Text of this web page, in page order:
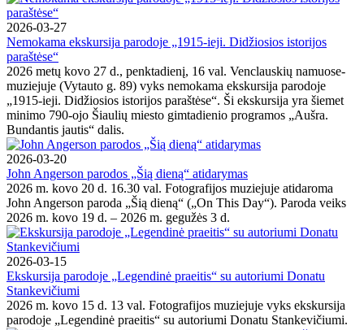
2026-03-27
Nemokama ekskursija parodoje „1915-ieji. Didžiosios istorijos
paraštėse“
2026 metų kovo 27 d., penktadienį, 16 val. Venclauskių namuose-
muziejuje (Vytauto g. 89) vyks nemokama ekskursija parodoje
„1915-ieji. Didžiosios istorijos paraštėse“. Ši ekskursija yra šiemet
minimo 790-ojo Šiaulių miesto gimtadienio programos „Aušra.
Bundantis jautis“ dalis.
2026-03-20
John Angerson parodos „Šią dieną“ atidarymas
2026 m. kovo 20 d. 16.30 val. Fotografijos muziejuje atidaroma
John Angerson paroda „Šią dieną“ („On This Day“). Paroda veiks
2026 m. kovo 19 d. – 2026 m. gegužės 3 d.
2026-03-15
Ekskursija parodoje „Legendinė praeitis“ su autoriumi Donatu
Stankevičiumi
2026 m. kovo 15 d. 13 val. Fotografijos muziejuje vyks ekskursija
parodoje „Legendinė praeitis“ su autoriumi Donatu Stankevičiumi.